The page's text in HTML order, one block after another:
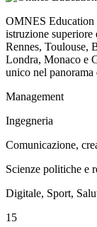
OMNES Education
istruzione
Rennes, Toulouse,
Londra, Monaco e
unico nel panorama
Management
Ingegneria
Comunicazione,
Scienze politiche e
Digitale, Sport,
15